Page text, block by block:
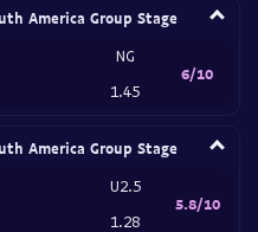
America Group Stage
NG
1.45
6/10
America Group Stage
U2.5
1.28
5.8/10